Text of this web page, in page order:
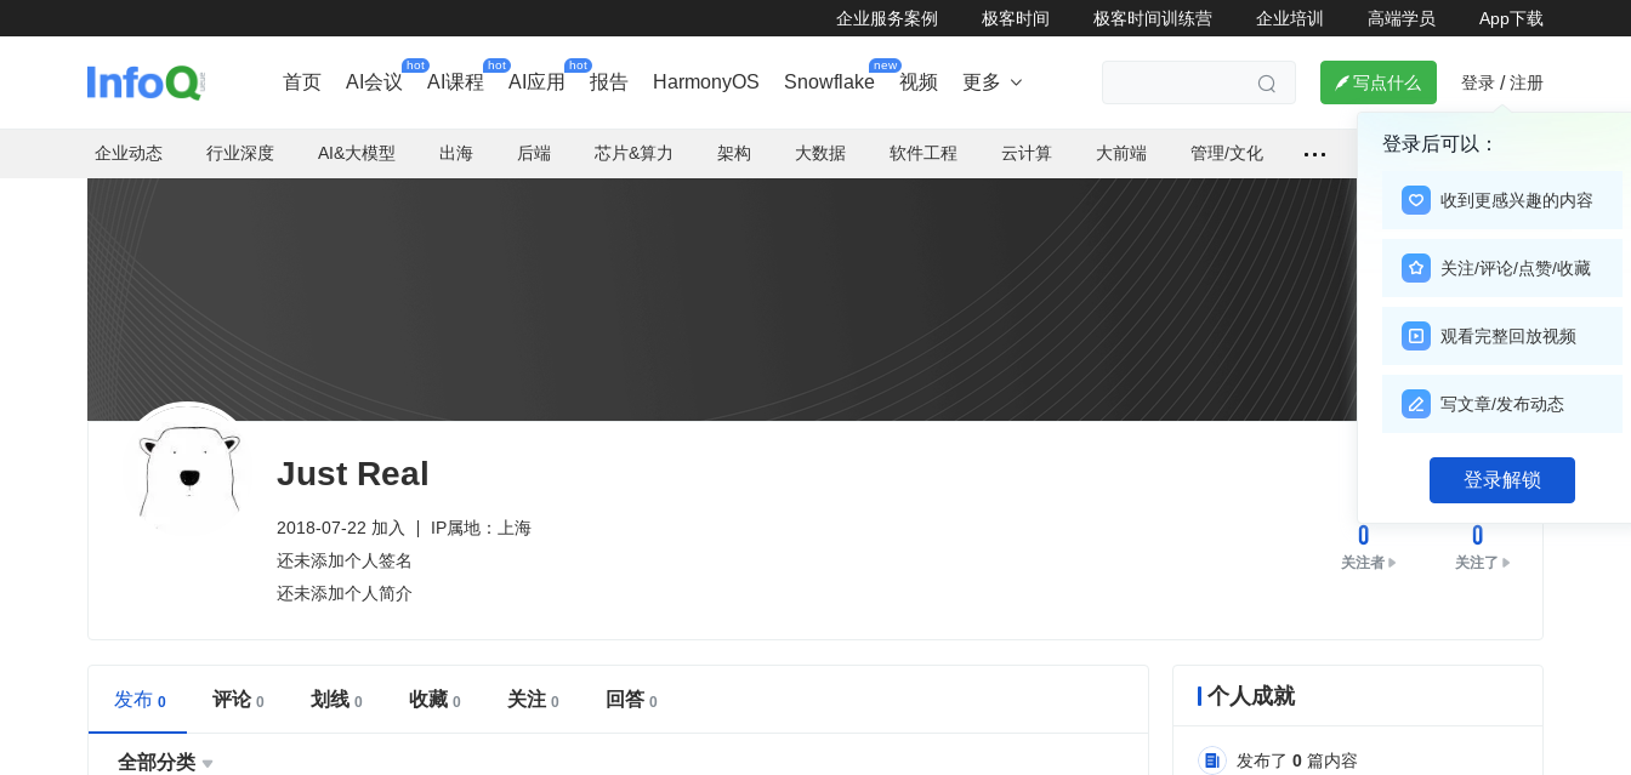
企业服务案例 极客时间 极客时间训练营 企业培训 高端学员 App下载
首页 AI会议
hot
AI课程
hot
AI应用
hot
报告 HarmonyOS Snowflake
new
视频 更多    写点什么 登录 / 注册
登录后可以：
收到更感兴趣的内容
关注/评论/点赞/收藏
观看完整回放视频
写文章/发布动态
登录解锁
企业动态 行业深度 AI&大模型 出海 后端 芯片&算力 架构 大数据 软件工程 云计算 大前端 管理/文化
Just Real
2018-07-22 加入
IP属地：上海
还未添加个人签名
还未添加个人简介
关注
0
关注者
0
关注了
发布 评论 划线 收藏 关注 回答
全部分类 
个人成就
发布了 0 篇内容